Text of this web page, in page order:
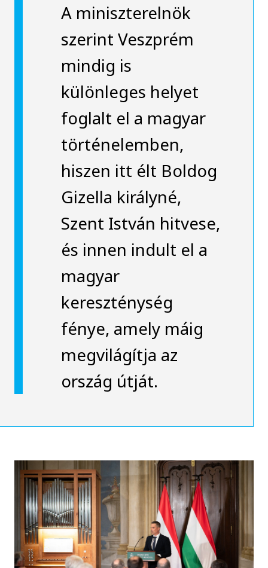
A miniszterelnök
szerint Veszprém
mindig is
különleges helyet
foglalt el a magyar
történelemben,
hiszen itt élt Boldog
Gizella királyné,
Szent István hitvese,
és innen indult el a
magyar
kereszténység
fénye, amely máig
megvilágítja az
ország útját.